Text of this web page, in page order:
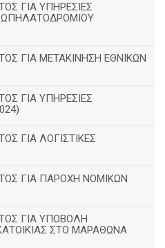
ΓΙΑ ΥΠΗΡΕΣΙΕΣ
ΓΙΑ ΜΕΤΑΚΙΝΗΣΗ ΕΘΝΙΚΩΝ
ΓΙΑ ΥΠΗΡΕΣΙΕΣ
ΓΙΑ ΛΟΓΙΣΤΙΚΕΣ
ΓΙΑ ΠΑΡΟΧΗ ΝΟΜΙΚΩΝ
ΓΙΑ ΥΠΟΒΟΛΗ
ΣΤΟ ΜΑΡΑΘΩΝΑ